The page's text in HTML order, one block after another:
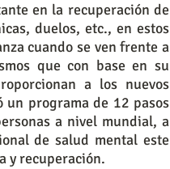
en la recuperación de
duelos, etc., en estos
cuando se ven frente a
que con base en su
a los nuevos
programa de 12 pasos
a nivel mundial, a
de salud mental este
y recuperación.